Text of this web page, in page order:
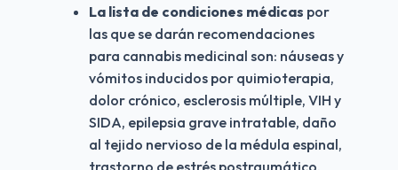
La lista de condiciones médicas por
las que se darán recomendaciones
para cannabis medicinal son: náuseas y
vómitos inducidos por quimioterapia,
dolor crónico, esclerosis múltiple, VIH y
SIDA, epilepsia grave intratable, daño
al tejido nervioso de la médula espinal,